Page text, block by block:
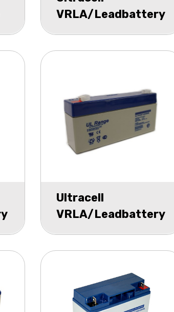
VRLA/Leadbattery
Ultracell
VRLA/Leadbattery